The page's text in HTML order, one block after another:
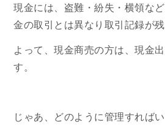
現金には、盗難・紛失・横領な
金の取引とは異なり取引記録が残
よって、現金商売の方は、現金
す。
じゃあ、どのように管理すれば